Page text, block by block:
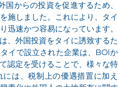
国からの投資を促進するため、
施しました。これにより、タイ
迅速かつ容易になっています。
、外国投資をタイに誘致するた
イで設立された企業は、BOIか
認定を受けることで、様々な特
は、税制上の優遇措置に加え